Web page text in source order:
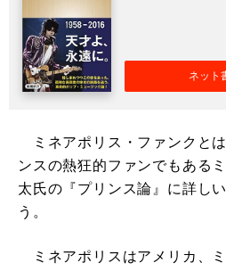
ネット
ミネアポリス・ファンクと
ンスの熱狂的ファンでもある
太氏の『プリンス論』に詳し
う。
ミネアポリスはアメリカ、